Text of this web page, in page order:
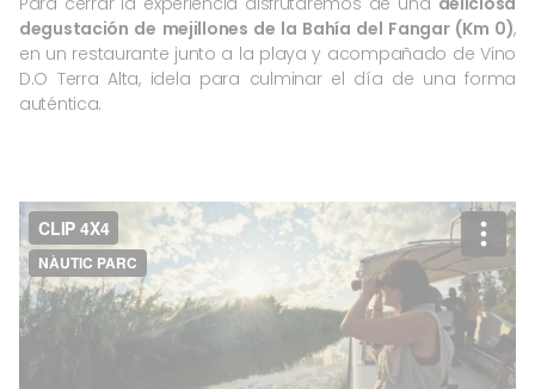
degustación de mejillones de la Bahía del Fangar (Km 0),
en un restaurante junto a la playa y acompañado de Vino
D.O Terra Alta, idela para culminar el día de una forma
auténtica.